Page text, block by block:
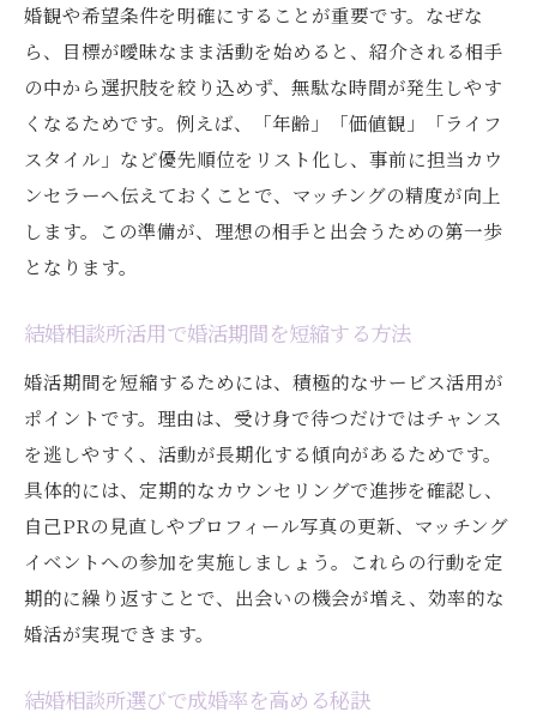
結婚相談所で理想条件を実現するマッチン
グ力
結婚相談所利用で後悔しない婚活を叶える
方法
結婚相談所と他サービスのサポート体制の
結婚相談所が成婚に導くサポートの特徴
談
婚活が長引く方へ結婚相談所での進め方
結婚相談所で婚活が長引く原因と対策
結婚相談所活用で婚活を効率化する工夫
結婚相談所の専門サポートで活動を見直す
結婚相談所での交際期間短縮のコツ
結婚相談所で活動が停滞したときの打開策
結婚相談所と併用できる婚活戦略の提案
結婚相談所の成婚率を見極めるポイント
婚観や希望条件を明確にすることが重要です。なぜな
ら、目標が曖昧なまま活動を始めると、紹介される相手
の中から選択肢を絞り込めず、無駄な時間が発生しやす
くなるためです。例えば、「年齢」「価値観」「ライフ
スタイル」など優先順位をリスト化し、事前に担当カウ
ンセラーへ伝えておくことで、マッチングの精度が向上
します。この準備が、理想の相手と出会うための第一歩
となります。
結婚相談所活用で婚活期間を短縮する方法
婚活期間を短縮するためには、積極的なサービス活用が
ポイントです。理由は、受け身で待つだけではチャンス
を逃しやすく、活動が長期化する傾向があるためです。
具体的には、定期的なカウンセリングで進捗を確認し、
自己PRの見直しやプロフィール写真の更新、マッチング
イベントへの参加を実施しましょう。これらの行動を定
期的に繰り返すことで、出会いの機会が増え、効率的な
婚活が実現できます。
結婚相談所選びで成婚率を高める秘訣